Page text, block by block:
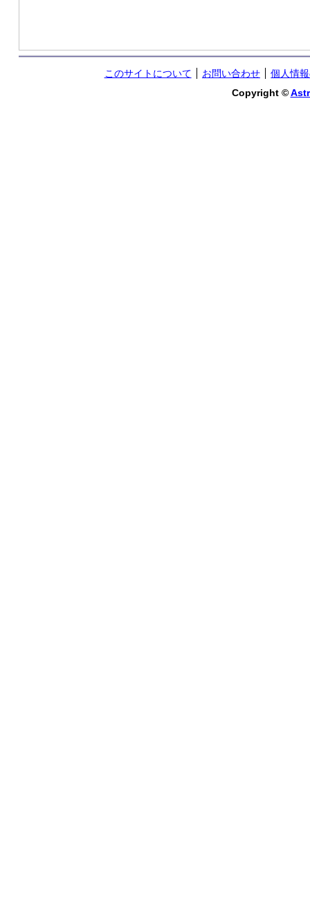
このサイトについて お問い合わせ
個人情
Copyright ©